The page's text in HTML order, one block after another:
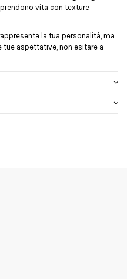
prendono vita con texture
la tua personalità, ma
tue aspettative, non esitare a